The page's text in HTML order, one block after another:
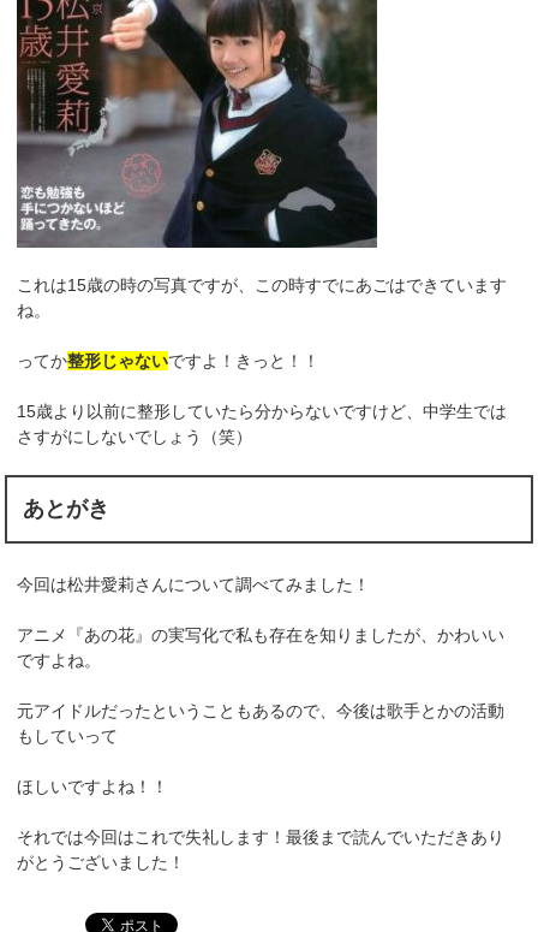
これは15歳の時の写真ですが、この時すでにあごはできています
ね。
ってか整形じゃないですよ！きっと！！
15歳より以前に整形していたら分からないですけど、中学生では
さすがにしないでしょう（笑）
あとがき
今回は松井愛莉さんについて調べてみました！
アニメ『あの花』の実写化で私も存在を知りましたが、かわいい
ですよね。
元アイドルだったということもあるので、今後は歌手とかの活動
もしていって
ほしいですよね！！
それでは今回はこれで失礼します！最後まで読んでいただきあり
がとうございました！